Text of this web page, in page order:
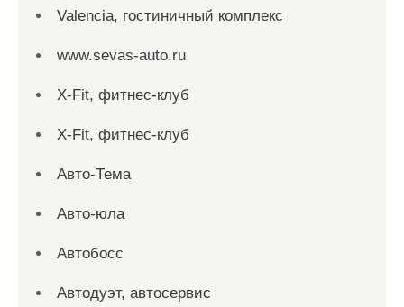
Valencia, гостиничный комплекс
www.sevas-auto.ru
X-Fit, фитнес-клуб
X-Fit, фитнес-клуб
Авто-Тема
Авто-юла
Автобосс
Автодуэт, автосервис